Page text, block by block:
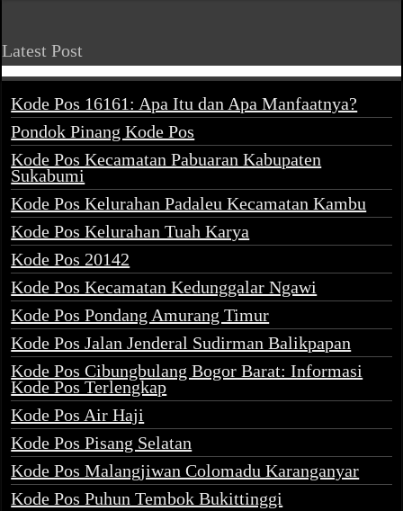
Latest Post
Kode Pos 16161: Apa Itu dan Apa Manfaatnya?
Pondok Pinang Kode Pos
Kode Pos Kecamatan Pabuaran Kabupaten
Sukabumi
Kode Pos Kelurahan Padaleu Kecamatan Kambu
Kode Pos Kelurahan Tuah Karya
Kode Pos 20142
Kode Pos Kecamatan Kedunggalar Ngawi
Kode Pos Pondang Amurang Timur
Kode Pos Jalan Jenderal Sudirman Balikpapan
Kode Pos Cibungbulang Bogor Barat: Informasi
Kode Pos Terlengkap
Kode Pos Air Haji
Kode Pos Pisang Selatan
Kode Pos Malangjiwan Colomadu Karanganyar
Kode Pos Puhun Tembok Bukittinggi